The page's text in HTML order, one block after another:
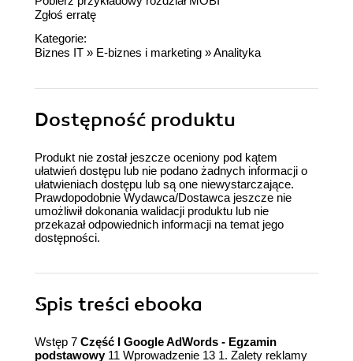
Zgłoś erratę
Kategorie:
Biznes IT » E-biznes i marketing »Analityka
Dostępność produktu
Produkt nie został jeszcze oceniony pod kątem
ułatwień dostępu lub nie podano żadnych informacji o
ułatwieniach dostępu lub są one niewystarczające.
Prawdopodobnie Wydawca/Dostawca jeszcze nie
umożliwił dokonania walidacji produktu lub nie
przekazał odpowiednich informacji na temat jego
dostępności.
Spis treści ebooka
Wstęp 7 Część I Google AdWords - Egzamin
podstawowy11 Wprowadzenie 13 1. Zalety reklamy